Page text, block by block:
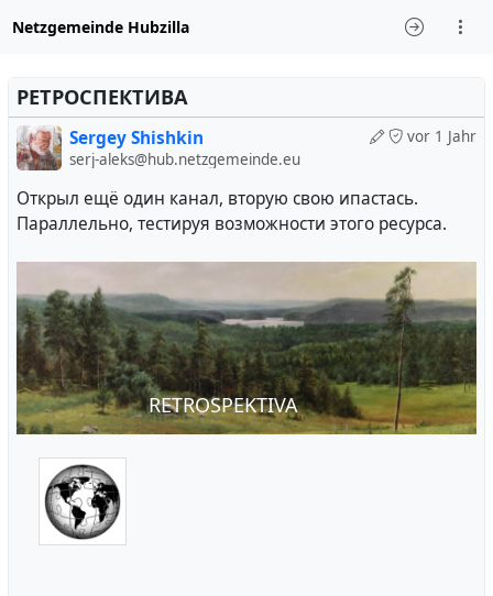
Netzgemeinde Hubzilla
РЕТРОСПЕКТИВА
vor 1 Jahr
Sergey Shishkin
serj-aleks@hub.netzgemeinde.eu
Открыл ещё один канал, вторую свою ипастась.
Параллельно, тестируя возможности этого ресурса.
RETROSPEKTIVA